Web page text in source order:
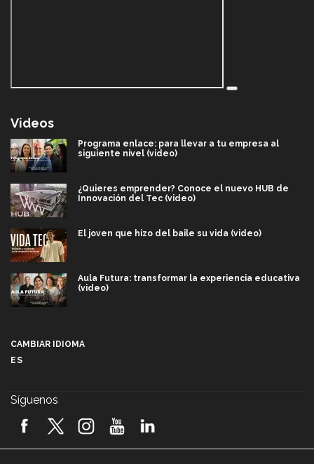
Videos
Programa enlace: para llevar a tu empresa al
siguiente nivel (video)
¿Quieres emprender? Conoce el nuevo HUB de
Innovación del Tec (video)
El joven que hizo del baile su vida (video)
Aula Futura: transformar la experiencia educativa
(video)
2026! (video)
CAMBIAR IDIOMA
ES
Síguenos